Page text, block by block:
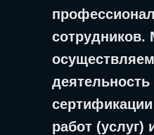
деятельность
работ (услуг)